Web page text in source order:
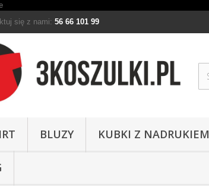
się z nami: 56 66 101 99
BLUZY KUBKI Z NADRUKIEM